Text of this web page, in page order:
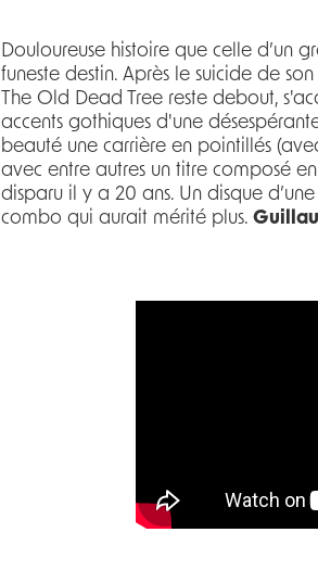
Douloureuse histoire que celle d’un
funeste destin. Après le suicide de
The Old Dead Tree reste debout,
accents gothiques d'une
beauté une carrière en pointillés
avec entre autres un titre composé
disparu il y a 20 ans. Un disque
combo qui aurait mérité plus.